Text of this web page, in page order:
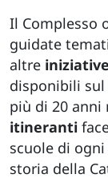
Il Complesso
guidate
altre
disponibili sul
più di 20 anni
itineranti
scuole di
storia della